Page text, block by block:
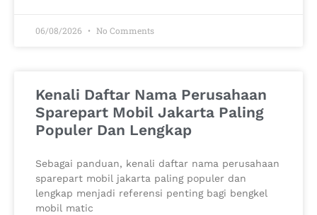
06/08/2026 No Comments
Kenali Daftar Nama Perusahaan
Sparepart Mobil Jakarta Paling
Populer Dan Lengkap
Sebagai panduan, kenali daftar nama perusahaan
sparepart mobil jakarta paling populer dan
lengkap menjadi referensi penting bagi bengkel
mobil matic